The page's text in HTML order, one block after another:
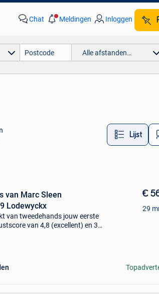
Chat Meldingen Inloggen
Alle afstanden…
Lijst
van Marc Sleen
Lodewyckx
van tweedehands jouw eerste
van 4,8 (excellent) en 30
€
29